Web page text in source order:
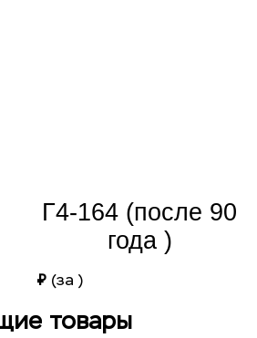
Г4-164 (после 90
года )
₽ (за )
товары